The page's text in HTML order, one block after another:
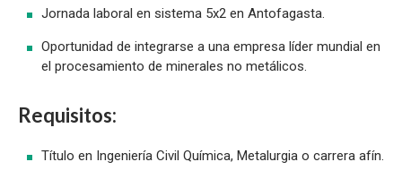
Jornada laboral en sistema 5x2 en Antofagasta.
Oportunidad de integrarse a una empresa líder mundial en
el procesamiento de minerales no metálicos.
Requisitos:
Título en Ingeniería Civil Química, Metalurgia o carrera afín.